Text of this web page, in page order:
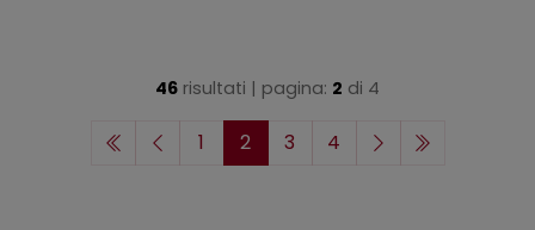
46 risultati | pagina: 2 di 4
1 2 3 4